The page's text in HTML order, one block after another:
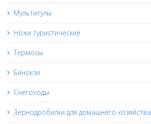
Мультитулы
Ножи туристические
Термосы
Бинокли
Снегоходы
Зернодробилки для домашнего хозяйства